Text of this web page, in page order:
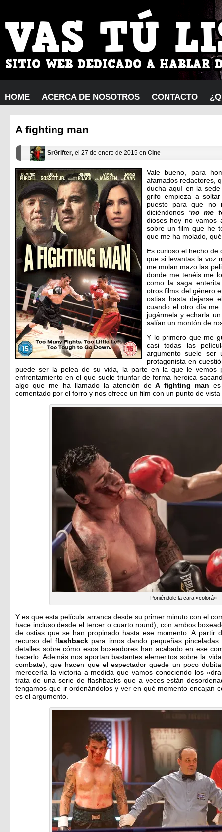
HOME ACERCA DE NOSOTROS CONTACTO
A fighting man
SrGrifter, el 27 de enero de 2015 en Cine
Vale bueno, para
afamados redactores,
ducha aquí en la
grifo empieza a
puesto para que no
diciéndonos ‘no me
dioses hoy no vamos
sobre un film que he
que me ha molado,
Es curioso el hecho de
que si levantas la voz
me molan mazo las
donde me tenéis me
como la saga
otros films del género
ostias hasta dejarse
cuando el otro día me
jugármela y echarla
salían un montón de
Y lo primero que me
casi todas las
argumento suele ser
protagonista en
puede ser la pelea de su vida, la parte en la que le vemos
enfrentamiento en el que suele triunfar de forma heroica
algo que me ha llamado la atención de A fighting man
comentado por el forro y nos ofrece un film con un punto de
Poniéndole la cara «colorá»
Y es que esta película arranca desde su primer minuto con el
hace incluso desde el tercer o cuarto round), con ambos
de ostias que se han propinado hasta ese momento. A partir
recurso del flashbackpara irnos dando pequeñas
detalles sobre cómo esos boxeadores han acabado en ese
hacerlo. Además nos aportan bastantes elementos sobre la
combate), que hacen que el espectador quede un poco
merecería la victoria a medida que vamos conociendo los
trata de una serie de flashbacks que a veces están
tengamos que ir ordenándolos y ver en qué momento encajan
es el argumento.